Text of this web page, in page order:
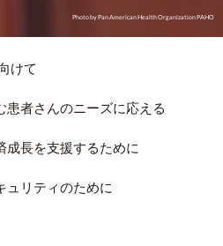
Photo by Pan American Health Organization PAHO
けて
患者さんのニーズに応える
成長を支援するために
ュリティのために